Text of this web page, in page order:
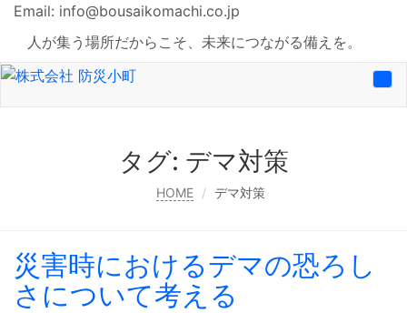
Email: info@bousaikomachi.co.jp
人が集う場所だからこそ、未来につながる備えを。
タグ: デマ対策
HOME デマ対策
災害時におけるデマの恐ろし
さについて考える